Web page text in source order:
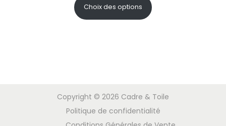
Choix des options
Copyright © 2026 Cadre & Toile
Politique de confidentialité